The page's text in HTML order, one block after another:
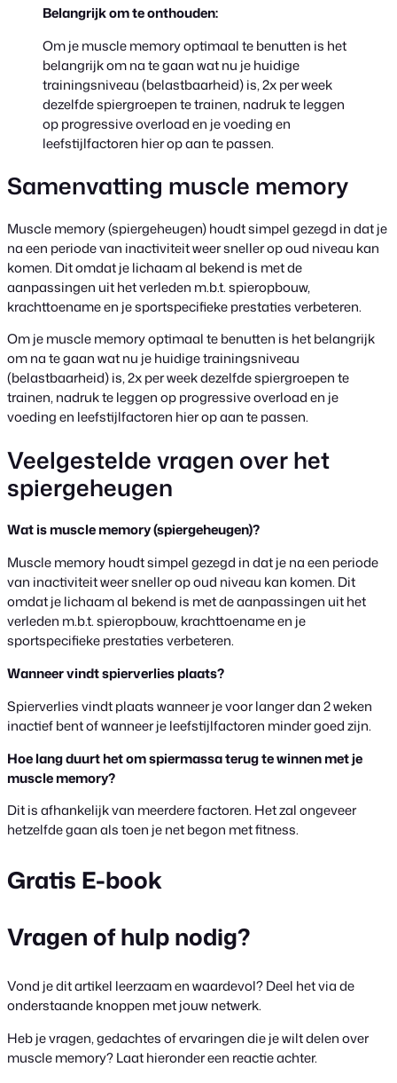
Belangrijk om te onthouden:
Om je muscle memory optimaal te benutten is het
belangrijk om na te gaan wat nu je huidige
trainingsniveau (belastbaarheid) is, 2x per week
dezelfde spiergroepen te trainen, nadruk te leggen
op progressive overload en je voeding en
leefstijlfactoren hier op aan te passen.
Samenvatting muscle memory
Muscle memory (spiergeheugen) houdt simpel gezegd in dat je
na een periode van inactiviteit weer sneller op oud niveau kan
komen. Dit omdat je lichaam al bekend is met de
aanpassingen uit het verleden m.b.t. spieropbouw,
krachttoename en je sportspecifieke prestaties verbeteren.
Om je muscle memory optimaal te benutten is het belangrijk
om na te gaan wat nu je huidige trainingsniveau
(belastbaarheid) is, 2x per week dezelfde spiergroepen te
trainen, nadruk te leggen op progressive overload en je
voeding en leefstijlfactoren hier op aan te passen.
Veelgestelde vragen over het
spiergeheugen
Wat is muscle memory (spiergeheugen)?
Muscle memory houdt simpel gezegd in dat je na een periode
van inactiviteit weer sneller op oud niveau kan komen. Dit
omdat je lichaam al bekend is met de aanpassingen uit het
verleden m.b.t. spieropbouw, krachttoename en je
sportspecifieke prestaties verbeteren.
Wanneer vindt spierverlies plaats?
Spierverlies vindt plaats wanneer je voor langer dan 2 weken
inactief bent of wanneer je leefstijlfactoren minder goed zijn.
Hoe lang duurt het om spiermassa terug te winnen met je
muscle memory?
Dit is afhankelijk van meerdere factoren. Het zal ongeveer
hetzelfde gaan als toen je net begon met fitness.
Gratis E-book
Vragen of hulp nodig?
Vond je dit artikel leerzaam en waardevol? Deel het via de
onderstaande knoppen met jouw netwerk.
Heb je vragen, gedachtes of ervaringen die je wilt delen over
muscle memory? Laat hieronder een reactie achter.